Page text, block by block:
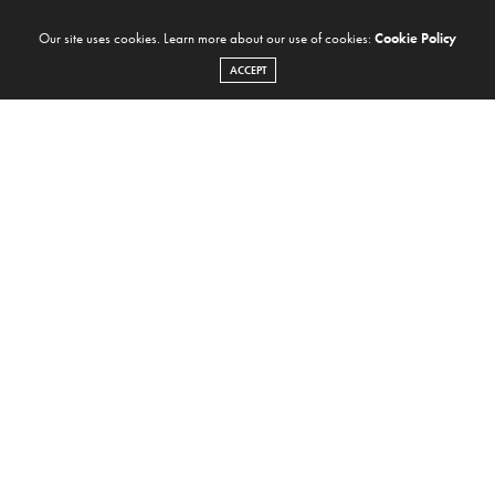
Our site uses cookies. Learn more about our use of cookies: Cookie Policy
ACCEPT